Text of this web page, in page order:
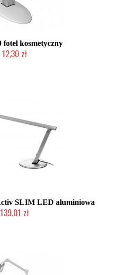
fotel kosmetyczny
12,30 zł
SLIM LED aluminiowa
139,01 zł